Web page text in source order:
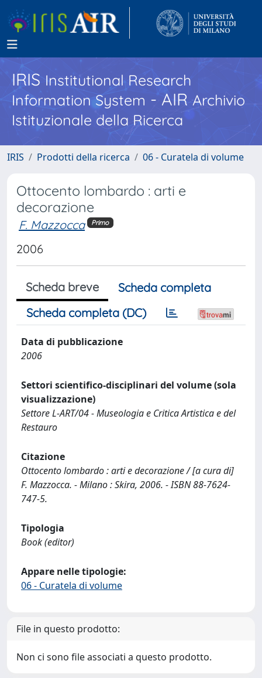
IRISInstitutional Research
Information System - AIR Archivio
Istituzionale della Ricerca
IRIS Prodotti della ricerca 06 - Curatela di volume
Ottocento lombardo : arti e
decorazione
F. Mazzocca Primo
2006
Scheda breve
Scheda completa
Scheda completa (DC)
Data di pubblicazione
2006
Settori scientifico-disciplinari del volume (sola
visualizzazione)
Settore L-ART/04 - Museologia e Critica Artistica e del
Restauro
Citazione
Ottocento lombardo : arti e decorazione / [a cura di]
F. Mazzocca. - Milano : Skira, 2006. - ISBN 88-7624-
747-5.
Tipologia
Book (editor)
Appare nelle tipologie:
06 - Curatela di volume
File in questo prodotto:
Non ci sono file associati a questo prodotto.